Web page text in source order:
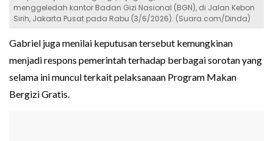
menggeledah kantor Badan Gizi Nasional (BGN), di Jalan Kebon
Sirih, Jakarta Pusat pada Rabu (3/6/2026). (Suara.com/Dinda)
Gabriel juga menilai keputusan tersebut kemungkinan
menjadi respons pemerintah terhadap berbagai sorotan yang
selama ini muncul terkait pelaksanaan Program Makan
Bergizi Gratis.